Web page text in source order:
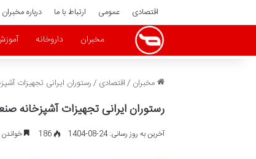
اقتصادی عمومی ارتباط با ما درباره مخبران
مخبران داروخانه
مخبران /اقتصادی /رستوران ایرانی تجهیزات
رستوران ایرانی تجهیزات آشپزخانه
آخرین به روز رسانی: 24-08-1404 186 خواندن این